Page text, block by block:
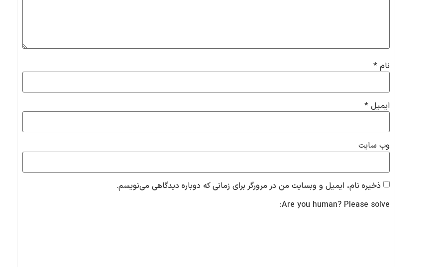
نام *
ایمیل *
وب‌ سایت
ذخیره نام، ایمیل و وبسایت من در مرورگر برای زمانی که دوباره دیدگاهی می‌نویسم.
Are you human? Please solve: